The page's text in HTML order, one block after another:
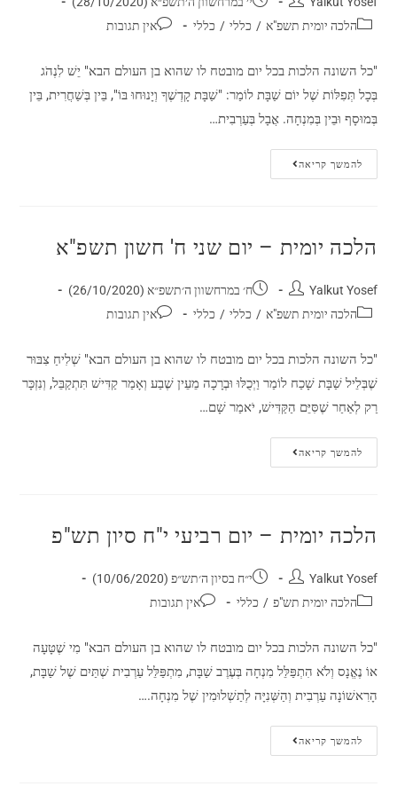
הלכה יומית תשפ"א / כללי / כללי אין תגובות
"כל השונה הלכות בכל יום מובטח לו שהוא בן העולם הבא" יֵשׁ לִנְהֹג
בְּכָל תְּפִלּוֹת שֶׁל יוֹם שַׁבָּת לוֹמַר: "שַׁבָּת קָדְשֶׁךָ וְיָנוּחוּ בּוֹ", בֵּין בְּשַׁחֲרִית, בֵּין
בְּמוּסָף וּבֵין בְּמִנְחָה. אֲבָל בְּעַרְבִית…
להמשך קריאה
הלכה יומית – יום שני ח' חשון תשפ"א
Yalkut Yosef
ח׳ במרחשוון ה׳תשפ״א (26/10/2020)
הלכה יומית תשפ"א / כללי / כללי אין תגובות
"כל השונה הלכות בכל יום מובטח לו שהוא בן העולם הבא" שְׁלִיחַ צִבּוּר
שֶׁבְּלֵיל שַׁבָּת שָׁכַח לוֹמַר וַיְכֻלּוּ וּבְרָכָה מֵעֵין שֶׁבַע וְאָמַר קַדִּישׁ תִּתְקַבֵּל, וְנִזְכָּר
רַק לְאַחַר שֶׁסִּיֵּם הַקַּדִּישׁ, יֹאמַר שָׁם…
להמשך קריאה
הלכה יומית – יום רביעי י"ח סיון תש"פ
Yalkut Yosef
י״ח בסיון ה׳תש״פ (10/06/2020)
הלכה יומית תש"פ / כללי אין תגובות
"כל השונה הלכות בכל יום מובטח לו שהוא בן העולם הבא" מִי שֶׁטָּעָה
אוֹ נֶאֱנָס וְלֹא הִתְפַּלֵּל מִנְחָה בְּעֶרֶב שַׁבָּת, מִתְפַּלֵּל עַרְבִית שְׁתַּיִם שֶׁל שַׁבָּת,
הָרִאשׁוֹנָה עַרְבִית וְהַשְּׁנִיָּה לְתַשְׁלוּמִין שֶׁל מִנְחָה.…
להמשך קריאה